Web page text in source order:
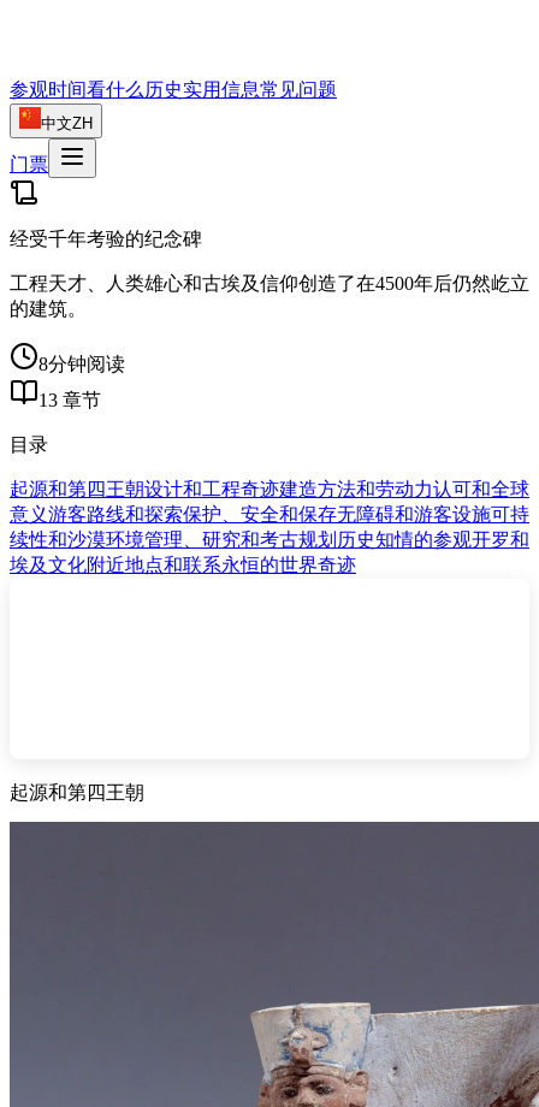
参观时间看什么 历史实用信息常见问题
中文ZH
门票
经受千年考验的纪念碑
工程天才、人类雄心和古埃及信仰创造了在4500年后仍然屹立
的建筑。
8分钟阅读
13 章节
目录
起源和第四王朝设计和工程奇迹建造方法和劳动力认可和全球
意义游客路线和探索保护、安全和保存无障碍和游客设施可持
续性和沙漠环境管理、研究和考古规划历史知情的参观开罗和
埃及文化附近地点和联系永恒的世界奇迹
起源和第四王朝